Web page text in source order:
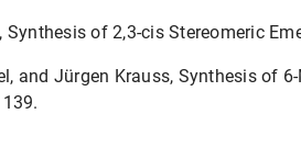
Synthesis of 2,3-cis Stereomeric
and Jürgen Krauss, Synthesis of